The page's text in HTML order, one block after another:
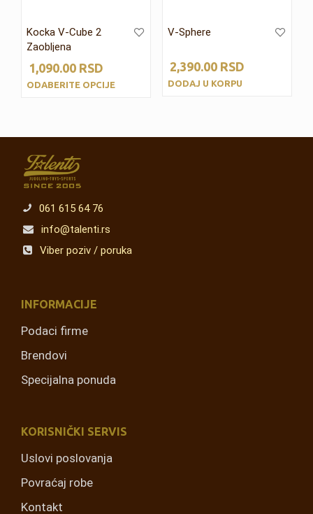
Kocka V-Cube 2
Zaobljena
1,090.00 RSD
ODABERITE OPCIJE
V-Sphere
2,390.00RSD
DODAJ U KORPU
061 615 64 76
info@talenti.rs
Viber poziv / poruka
INFORMACIJE
Podaci firme
Brendovi
Specijalna ponuda
KORISNIČKI SERVIS
Uslovi poslovanja
Povraćaj robe
Kontakt